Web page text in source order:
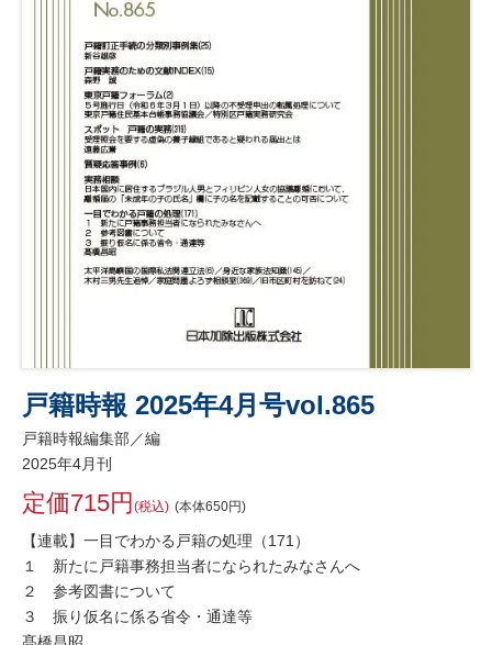
戸籍時報 2025年4月号vol.865
戸籍時報編集部／編
2025年4月刊
定価715円 (税込) (本体650円)
【連載】一目でわかる戸籍の処理（171）
１ 新たに戸籍事務担当者になられたみなさんへ
２ 参考図書について
３ 振り仮名に係る省令・通達等
髙橋昌昭